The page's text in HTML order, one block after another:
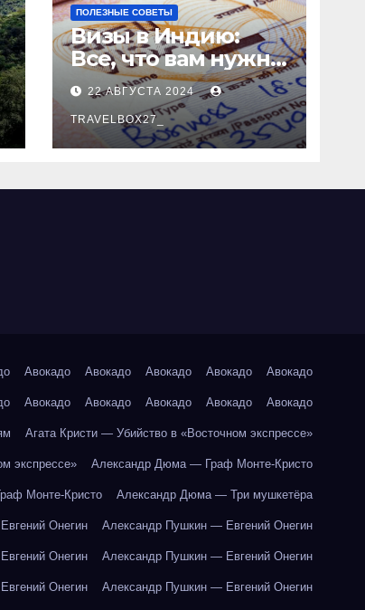
ПОЛЕЗНЫЕ СОВЕТЫ
Визы в Индию:
Все, что вам нужно
знать
22 АВГУСТА 2024
TRAVELBOX27_
Авокадо Авокадо Авокадо Авокадо Авокадо
Авокадо Авокадо Авокадо Авокадо Авокадо
Агата Кристи — Убийство в «Восточном экспрессе»
экспрессе» Александр Дюма — Граф Монте-Кристо
Монте-Кристо Александр Дюма — Три мушкетёра
Онегин Александр Пушкин — Евгений Онегин
Онегин Александр Пушкин — Евгений Онегин
Онегин Александр Пушкин — Евгений Онегин